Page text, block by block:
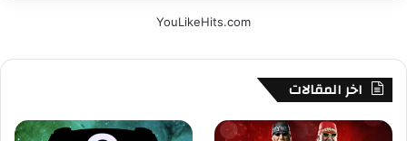
YouLikeHits.com
اخر المقالات